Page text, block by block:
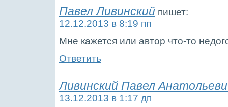
Павел Ливинский пишет:
12.12.2013 в 8:19 пп
Мне кажется или автор что-то
Ответить
Ливинский Павел
13.12.2013 в 1:17 дп